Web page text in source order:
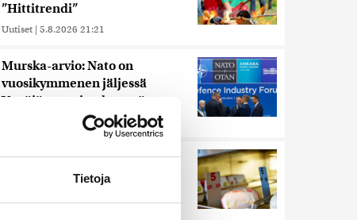
Tietoja
”Hittitrendi”
Uutiset | 5.8.2026 21:21
Murska-arvio: Nato on
vuosikymmenen jäljessä
Venäjän suorituskyvystä
5.8.2026 22:15
Nämä ihmiset sairastuvat
muita herkemmin sydän- ja